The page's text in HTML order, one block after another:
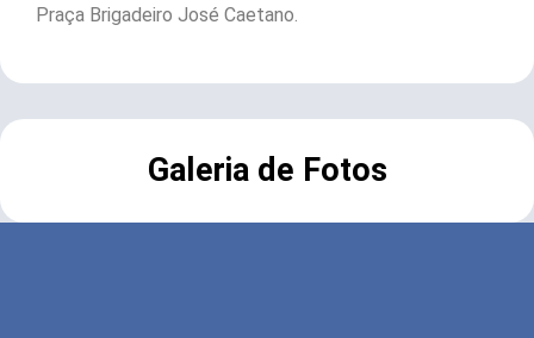
Praça Brigadeiro José Caetano.
Galeria de Fotos